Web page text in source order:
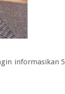
informasikan 5